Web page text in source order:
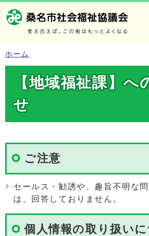
ホーム
【地域福祉課】へ
せ
ご注意
セールス・勧誘や、趣旨不明な
は、回答しておりません。
個人情報の取り扱い